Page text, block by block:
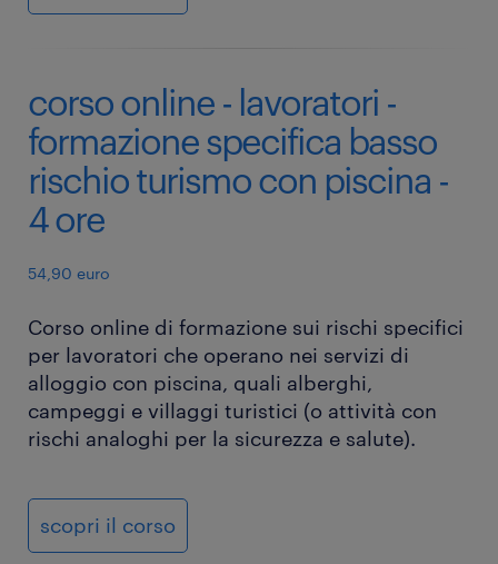
corso online - lavoratori -
formazione specifica basso
rischio turismo con piscina -
4 ore
54,90 euro
Corso online di formazione sui rischi specifici
per lavoratori che operano nei servizi di
alloggio con piscina, quali alberghi,
campeggi e villaggi turistici (o attività con
rischi analoghi per la sicurezza e salute).
scopri il corso